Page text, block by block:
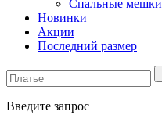
Спальные мешки
Новинки
Акции
Последний размер
Введите запрос